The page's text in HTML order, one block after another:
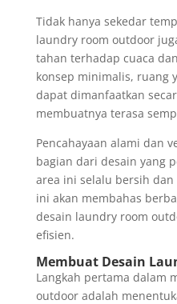
Tidak hanya sekedar
laundry room outdoor
tahan terhadap cuaca
konsep minimalis, ruang
dapat dimanfaatkan
membuatnya terasa
Pencahayaan alami dan
bagian dari desain yang
area ini selalu bersih
ini akan membahas
desain laundry room
efisien.
Membuat Desain
Langkah pertama dalam
outdoor adalah